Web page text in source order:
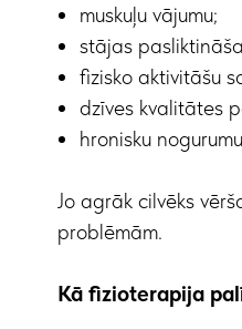
muskuļu vājumu;
stājas
fizisko aktivitāšu
dzīves kvalitātes
hronisku
Jo agrāk cilvēks
problēmām.
Kā fizioterapija